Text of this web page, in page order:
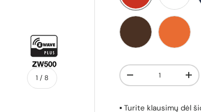
Išmanusis daugiafunkcinis
1 / apie
8
Raudona Balta
Ruda Oranžinė
Kiekis
Sumažinti kiekį
▪️ Turite klausimų dėl